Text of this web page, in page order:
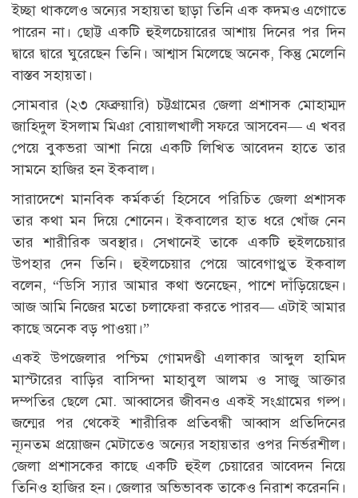
ইচ্ছা থাকলেও অন্যের সহায়তা ছাড়া তিনি এক কদমও এগোতে
পারেন না। ছোট্ট একটি হুইলচেয়ারের আশায় দিনের পর দিন
দ্বারে দ্বারে ঘুরেছেন তিনি। আশ্বাস মিলেছে অনেক, কিন্তু মেলেনি
বাস্তব সহায়তা।
সোমবার (২৩ ফেব্রুয়ারি) চট্টগ্রামের জেলা প্রশাসক মোহাম্মদ
জাহিদুল ইসলাম মিঞা বোয়ালখালী সফরে আসবেন— এ খবর
পেয়ে বুকভরা আশা নিয়ে একটি লিখিত আবেদন হাতে তার
সামনে হাজির হন ইকবাল।
সারাদেশে মানবিক কর্মকর্তা হিসেবে পরিচিত জেলা প্রশাসক
তার কথা মন দিয়ে শোনেন। ইকবালের হাত ধরে খোঁজ নেন
তার শারীরিক অবস্থার। সেখানেই তাকে একটি হুইলচেয়ার
উপহার দেন তিনি। হুইলচেয়ার পেয়ে আবেগাপ্লুত ইকবাল
বলেন, “ডিসি স্যার আমার কথা শুনেছেন, পাশে দাঁড়িয়েছেন।
আজ আমি নিজের মতো চলাফেরা করতে পারব— এটাই আমার
কাছে অনেক বড় পাওয়া।”
একই উপজেলার পশ্চিম গোমদণ্ডী এলাকার আব্দুল হামিদ
মাস্টারের বাড়ির বাসিন্দা মাহাবুল আলম ও সাজু আক্তার
দম্পতির ছেলে মো. আব্বাসের জীবনও একই সংগ্রামের গল্প।
জন্মের পর থেকেই শারীরিক প্রতিবন্ধী আব্বাস প্রতিদিনের
ন্যূনতম প্রয়োজন মেটাতেও অন্যের সহায়তার ওপর নির্ভরশীল।
জেলা প্রশাসকের কাছে একটি হুইল চেয়ারের আবেদন নিয়ে
তিনিও হাজির হন। জেলার অভিভাবক তাকেও নিরাশ করেননি।